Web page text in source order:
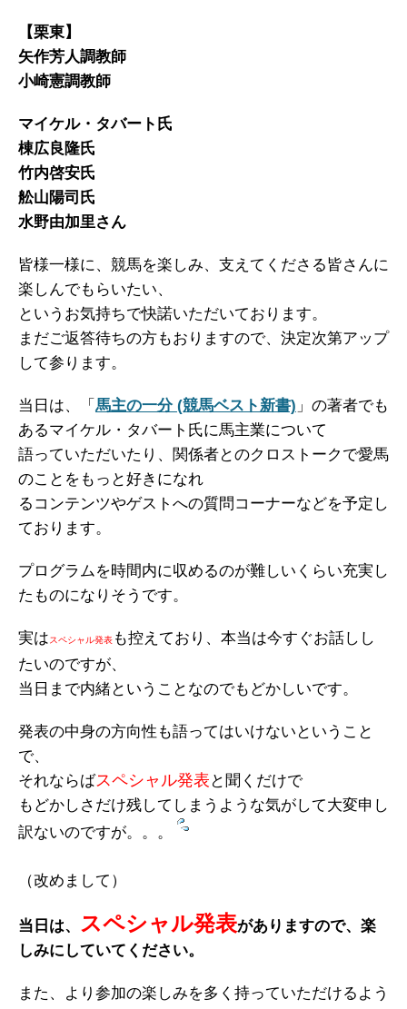
【栗東】
矢作芳人調教師
小崎憲調教師
マイケル・タバート氏
棟広良隆氏
竹内啓安氏
舩山陽司氏
水野由加里さん
皆様一様に、競馬を楽しみ、支えてくださる皆さんに
楽しんでもらいたい、
というお気持ちで快諾いただいております。
まだご返答待ちの方もおりますので、決定次第アップ
して参ります。
当日は、「 馬主の一分 (競馬ベスト新書) 」の著者でも
あるマイケル・タバート氏に馬主業について
語っていただいたり、関係者とのクロストークで愛馬
のことをもっと好きになれ
るコンテンツやゲストへの質問コーナーなどを予定し
ております。
プログラムを時間内に収めるのが難しいくらい充実し
たものになりそうです。
実はスペシャル発表 も控えており、本当は今すぐお話しし
たいのですが、
当日まで内緒ということなのでもどかしいです。
発表の中身の方向性も語ってはいけないということ
で、
それならばスペシャル発表 と聞くだけで
もどかしさだけ残してしまうような気がして大変申し
訳ないのですが。。。
（改めまして）
当日は、 スペシャル発表がありますので、楽
しみにしていてください。
また、より参加の楽しみを多く持っていただけるよう